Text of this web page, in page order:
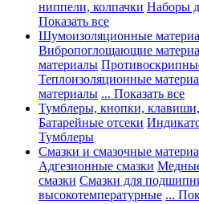
ниппели, колпачки Наборы
Показать все
Шумоизоляционные
Вибропоглощающие
материалы
Теплоизоляционные
материалы ... Показать все
Тумблеры, кнопки,
Батарейные отсеки
Тумблеры
Смазки и смазочные
Адгезионные смазки
смазки Смазки для
высокотемпературные ...